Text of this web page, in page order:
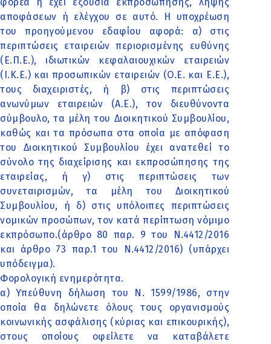
φορέα ή έχει εξουσία εκπροσώπησης, λήψης
αποφάσεων ή ελέγχου σε αυτό. Η υποχρέωση
του προηγούμενου εδαφίου αφορά: α) στις
περιπτώσεις εταιρειών περιορισμένης ευθύνης
(Ε.Π.Ε.), ιδιωτικών κεφαλαιουχικών εταιρειών
(Ι.Κ.Ε.) και προσωπικών εταιρειών (Ο.Ε. και Ε.Ε.),
τους διαχειριστές, ή β) στις περιπτώσεις
ανωνύμων εταιρειών (Α.Ε.), τον διευθύνοντα
σύμβουλο, τα μέλη του Διοικητικού Συμβουλίου,
καθώς και τα πρόσωπα στα οποία με απόφαση
του Διοικητικού Συμβουλίου έχει ανατεθεί το
σύνολο της διαχείρισης και εκπροσώπησης της
εταιρείας, ή γ) στις περιπτώσεις των
συνεταιρισμών, τα μέλη του Διοικητικού
Συμβουλίου, ή δ) στις υπόλοιπες περιπτώσεις
νομικών προσώπων, τον κατά περίπτωση νόμιμο
εκπρόσωπο.(άρθρο 80 παρ. 9 του Ν.4412/2016
και άρθρο 73 παρ.1 του Ν.4412/2016) (υπάρχει
υπόδειγμα).
Φορολογική ενημερότητα.
α) Υπεύθυνη δήλωση του Ν. 1599/1986, στην
οποία θα δηλώνετε όλους τους οργανισμούς
κοινωνικής ασφάλισης (κύριας και επικουρικής),
στους οποίους οφείλετε να καταβάλετε